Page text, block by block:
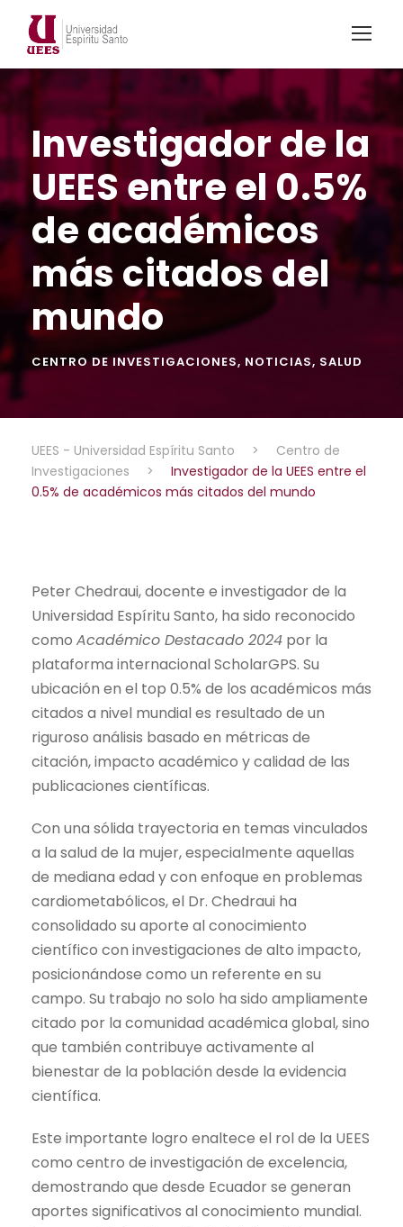
Investigador de la
UEES entre el 0.5%
de académicos
más citados del
mundo
CENTRO DE INVESTIGACIONES, NOTICIAS, SALUD
UEES - Universidad Espíritu Santo >
Centro de
Investigaciones
>
Investigador de la UEES entre el
0.5% de académicos más citados del mundo
Peter Chedraui, docente e investigador de la
Universidad Espíritu Santo, ha sido reconocido
como Académico Destacado 2024 por la
plataforma internacional ScholarGPS. Su
ubicación en el top 0.5% de los académicos más
citados a nivel mundial es resultado de un
riguroso análisis basado en métricas de
citación, impacto académico y calidad de las
publicaciones científicas.
Con una sólida trayectoria en temas vinculados
a la salud de la mujer, especialmente aquellas
de mediana edad y con enfoque en problemas
cardiometabólicos, el Dr. Chedraui ha
consolidado su aporte al conocimiento
científico con investigaciones de alto impacto,
posicionándose como un referente en su
campo. Su trabajo no solo ha sido ampliamente
citado por la comunidad académica global, sino
que también contribuye activamente al
bienestar de la población desde la evidencia
científica.
Este importante logro enaltece el rol de la UEES
como centro de investigación de excelencia,
demostrando que desde Ecuador se generan
aportes significativos al conocimiento mundial.